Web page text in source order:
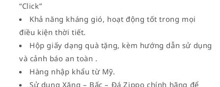
“Click”
Khả năng kháng gió, hoạt động tốt trong mọi
điều kiện thời tiết.
Hộp giấy dạng quà tặng, kèm hướng dẫn sử dụng
và cảnh báo an toàn .
Hàng nhập khẩu từ Mỹ.
Sử dụng Xăng – Bấc – Đá Zippo chính hãng để